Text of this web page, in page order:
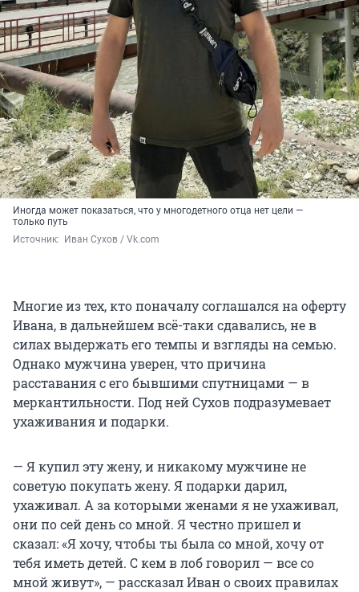
Иногда может показаться, что у многодетного отца нет цели —
только путь
Источник:
Иван Сухов / Vk.com
Многие из тех, кто поначалу соглашался на оферту
Ивана, в дальнейшем всё-таки сдавались, не в
силах выдержать его темпы и взгляды на семью.
Однако мужчина уверен, что причина
расставания с его бывшими спутницами — в
меркантильности. Под ней Сухов подразумевает
ухаживания и подарки.
— Я купил эту жену, и никакому мужчине не
советую покупать жену. Я подарки дарил,
ухаживал. А за которыми женами я не ухаживал,
они по сей день со мной. Я честно пришел и
сказал: «Я хочу, чтобы ты была со мной, хочу от
тебя иметь детей. С кем в лоб говорил — все со
мной живут», — рассказал Иван о своих правилах